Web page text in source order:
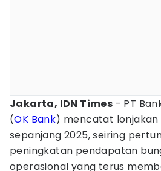
Jakarta, IDN Times - PT
(OK Bank) mencatat lonjakan
sepanjang 2025, seiring
peningkatan pendapatan
operasional yang terus